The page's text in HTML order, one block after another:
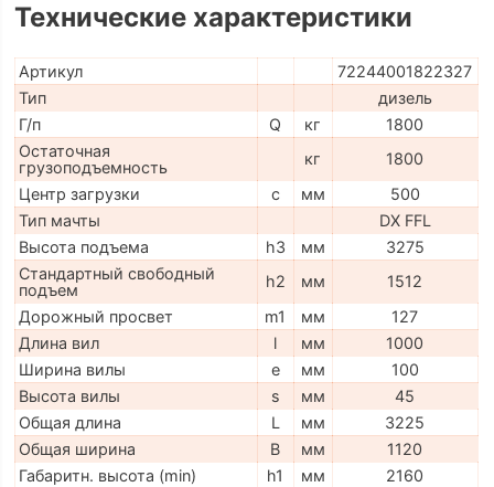
Технические характеристики
Артикул
72244001822327
Тип
дизель
Г/п
Q кг
1800
Остаточная
грузоподъемность
кг
1800
Центр загрузки
c мм
500
Тип мачты
DX FFL
Высота подъема
h3 мм
3275
Стандартный свободный
подъем
h2 мм
1512
Дорожный просвет
m1 мм
127
Длина вил
l мм
1000
Ширина вилы
e мм
100
Высота вилы
s мм
45
Общая длина
L мм
3225
Общая ширина
B мм
1120
Габаритн. высота (min)
h1 мм
2160